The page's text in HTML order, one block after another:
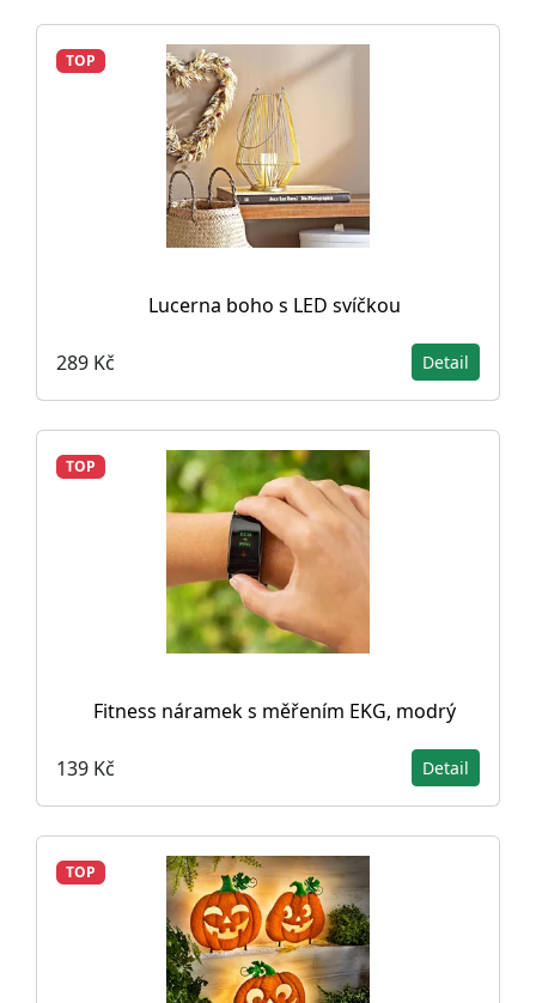
TOP
Lucerna boho s LED svíčkou
289 Kč Detail
TOP
Fitness náramek s měřením EKG, modrý
139 Kč Detail
TOP